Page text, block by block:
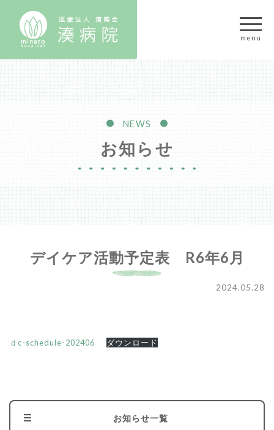
NEWS
お知らせ
デイケア活動予定表 R6年6月
2024.05.28
ｄc-schedule-202406 ダウンロード
お知らせ一覧